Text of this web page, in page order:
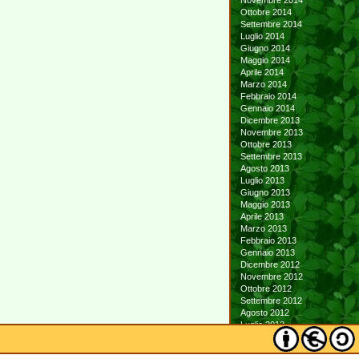
Ottobre 2014
Settembre 2014
Luglio 2014
Giugno 2014
Maggio 2014
Aprile 2014
Marzo 2014
Febbraio 2014
Gennaio 2014
Dicembre 2013
Novembre 2013
Ottobre 2013
Settembre 2013
Agosto 2013
Luglio 2013
Giugno 2013
Maggio 2013
Aprile 2013
Marzo 2013
Febbraio 2013
Gennaio 2013
Dicembre 2012
Novembre 2012
Ottobre 2012
Settembre 2012
Agosto 2012
Luglio 2012
Giugno 2012
Maggio 2012